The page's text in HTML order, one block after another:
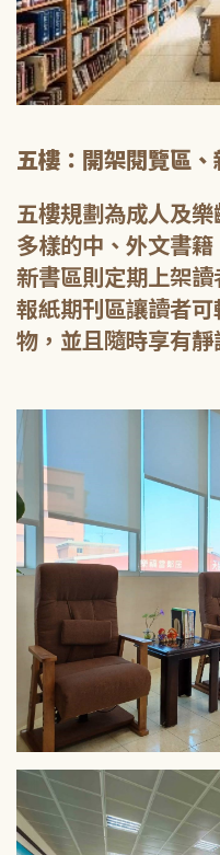
五樓：開架閱覽區
五樓規劃為成人及
多樣的中、外文書籍
新書區則定期上架讀
報紙期刊區讓讀者
物，並且隨時享有靜